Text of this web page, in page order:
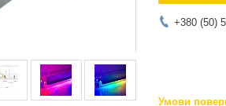
+380 (50)